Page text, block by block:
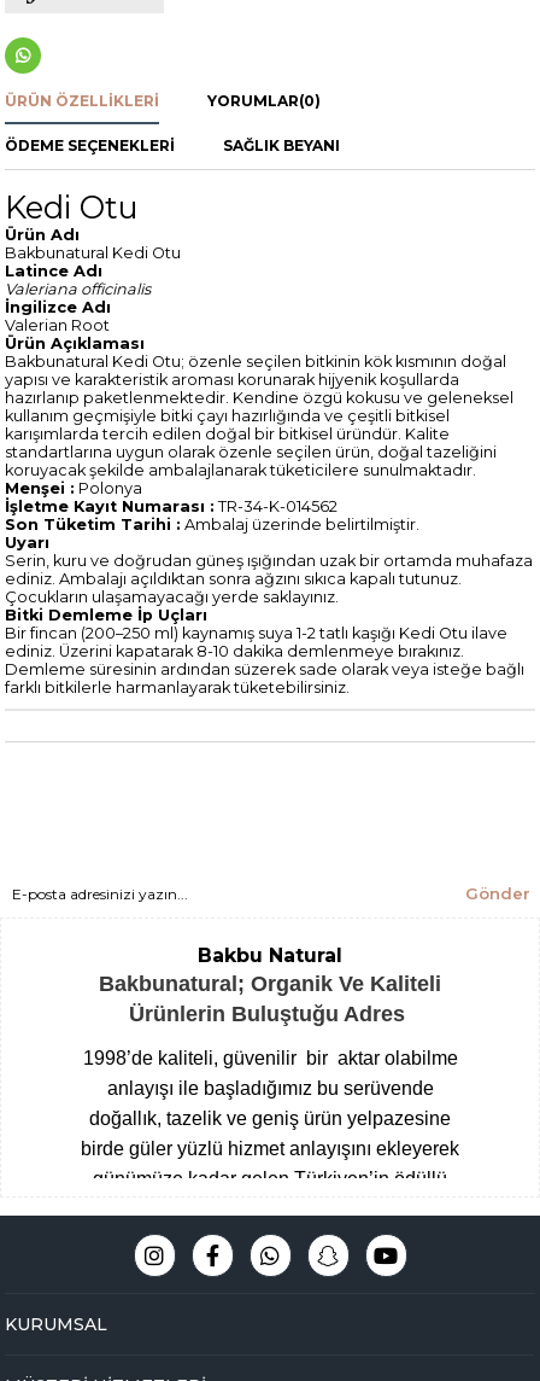
ÜRÜN ÖZELLIKLERI YORUMLAR(0)
ÖDEME SEÇENEKLERI SAĞLIK BEYANI
Kedi Otu
Ürün Adı
Bakbunatural Kedi Otu
Latince Adı
Valeriana officinalis
İngilizce Adı
Valerian Root
Ürün Açıklaması
Bakbunatural Kedi Otu; özenle seçilen bitkinin kök kısmının doğal
yapısı ve karakteristik aroması korunarak hijyenik koşullarda
hazırlanıp paketlenmektedir. Kendine özgü kokusu ve geleneksel
kullanım geçmişiyle bitki çayı hazırlığında ve çeşitli bitkisel
karışımlarda tercih edilen doğal bir bitkisel üründür. Kalite
standartlarına uygun olarak özenle seçilen ürün, doğal tazeliğini
koruyacak şekilde ambalajlanarak tüketicilere sunulmaktadır.
Menşei : Polonya
İşletme Kayıt Numarası : TR-34-K-014562
Son Tüketim Tarihi : Ambalaj üzerinde belirtilmiştir.
Uyarı
Serin, kuru ve doğrudan güneş ışığından uzak bir ortamda muhafaza
ediniz. Ambalajı açıldıktan sonra ağzını sıkıca kapalı tutunuz.
Çocukların ulaşamayacağı yerde saklayınız.
Bitki Demleme İp Uçları
Bir fincan (200–250 ml) kaynamış suya 1-2 tatlı kaşığı Kedi Otu ilave
ediniz. Üzerini kapatarak 8-10 dakika demlenmeye bırakınız.
Demleme süresinin ardından süzerek sade olarak veya isteğe bağlı
farklı bitkilerle harmanlayarak tüketebilirsiniz.
Gönder
Bakbu Natural
Bakbunatural; Organik Ve Kaliteli
Ürünlerin Buluştuğu Adres
1998’de kaliteli, güvenilir bir aktar olabilme
anlayışı ile başladığımız bu serüvende
doğallık, tazelik ve geniş ürün yelpazesine
birde güler yüzlü hizmet anlayışını ekleyerek
günümüze kadar gelen Türkiyen’in ödüllü
Baharatçısı, şimdide Bakbunatural ailesi
olarak online mağazamız ile hizmet
odaklı,eğitimli ve tecrübeli uzman kadromuz
KURUMSAL